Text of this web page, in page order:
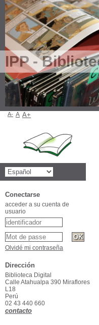
IPP -
A- A A+
Conectarse
acceder a su cuenta de
usuario
Olvidé mi contraseña
Dirección
Biblioteca Digital
Calle Atahualpa 390 Miraflores
L18
Perú
02 43 440 660
contacto